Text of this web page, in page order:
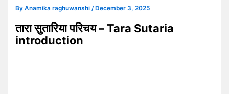
ByAnamika raghuwanshi/ December 3, 2025
तारा सुतारिया परिचय – Tara Sutaria
introduction